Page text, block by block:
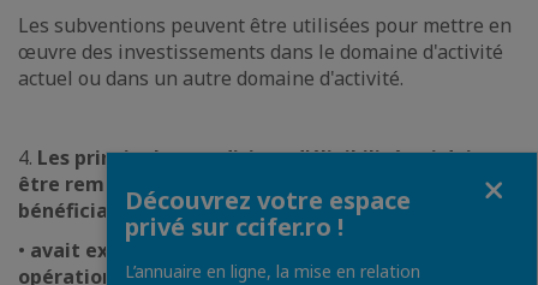
Les subventions peuvent être utilisées pour mettre en
œuvre des investissements dans le domaine d'activité
actuel ou dans un autre domaine d'activité.
4. Les principales conditions d'éligibilité qui doivent
être remplies de manière cumulative par les
bénéficiaires:
• avait exercé une activité courante /
opérationnelle pendant au moins un anavant de
Découvrez votre espace
privé sur ccifer.ro !
L’annuaire en ligne, la mise en relation